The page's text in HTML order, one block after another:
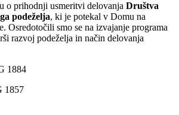
o prihodnji usmeritvi delovanja Društva
podeželja, ki je potekal v Domu na
Osredotočili smo se na izvajanje programa
razvoj podeželja in način delovanja